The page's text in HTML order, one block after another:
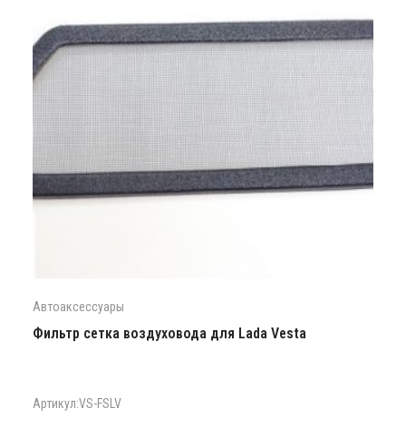
Автоаксессуары
Фильтр сетка воздуховода для Lada Vesta
Артикул:VS-FSLV